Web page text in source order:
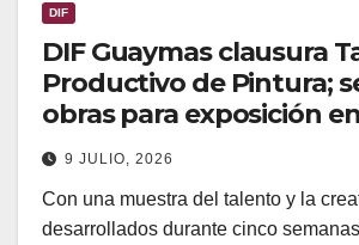
DIF
DIF Guaymas clausura
Productivo de Pintura;
obras para exposición en
Monterrey
9 JULIO, 2026
Con una muestra del talento y la
desarrollados durante cinco